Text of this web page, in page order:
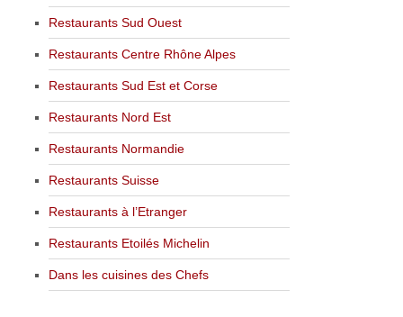
Restaurants Sud Ouest
Restaurants Centre Rhône Alpes
Restaurants Sud Est et Corse
Restaurants Nord Est
Restaurants Normandie
Restaurants Suisse
Restaurants à l’Etranger
Restaurants Etoilés Michelin
Dans les cuisines des Chefs